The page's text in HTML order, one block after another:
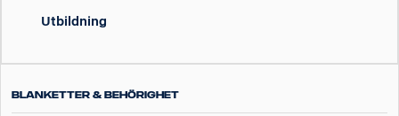
Utbildning
Blanketter & Behörighet